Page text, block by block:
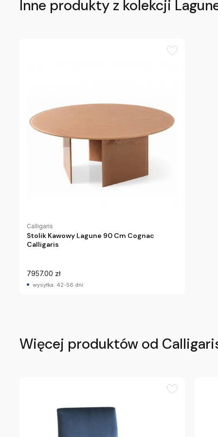
Inne produkty z kolekcji
Calligaris
Stolik Kawowy Lagune 90 Cm Cognac
Calligaris
7957.00 zł
wysyłka: 42-56 dni
Więcej produktów od